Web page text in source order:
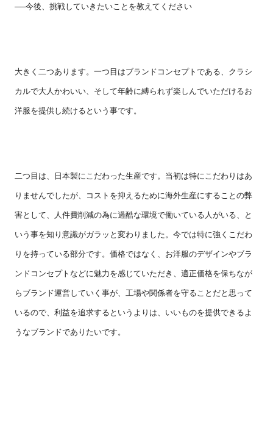
──今後、挑戦していきたいことを教えてください
大きく二つあります。一つ目はブランドコンセプトである、クラシ
カルで大人かわいい、そして年齢に縛られず楽しんでいただけるお
洋服を提供し続けるという事です。
二つ目は、日本製にこだわった生産です。当初は特にこだわりはあ
りませんでしたが、コストを抑えるために海外生産にすることの弊
害として、人件費削減の為に過酷な環境で働いている人がいる、と
いう事を知り意識がガラッと変わりました。今では特に強くこだわ
りを持っている部分です。価格ではなく、お洋服のデザインやブラ
ンドコンセプトなどに魅力を感じていただき、適正価格を保ちなが
らブランド運営していく事が、工場や関係者を守ることだと思って
いるので、利益を追求するというよりは、いいものを提供できるよ
うなブランドでありたいです。